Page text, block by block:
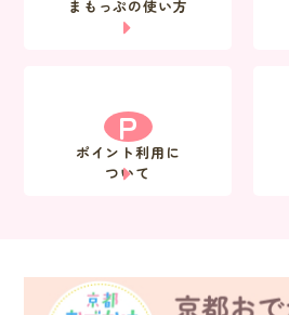
まもっぷの使い方
P
ポイント利用に
ついて